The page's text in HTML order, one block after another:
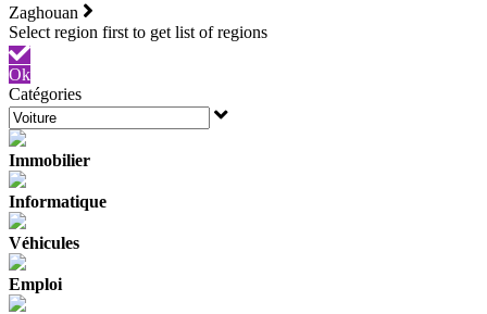
Zaghouan
Ok
Catégories
Immobilier
Informatique
Véhicules
Emploi